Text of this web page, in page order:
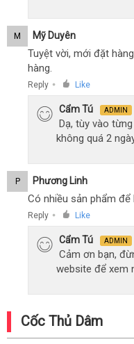
M Mỹ Duyên
Tuyệt vời, mới đặt
hàng.
Reply ● Like
Cẩm Tú ADMIN
Dạ, tùy vào
không quá 2
P Phương Linh
Có nhiều sản phẩm
Reply ● Like
Cẩm Tú ADMIN
Cảm ơn bạn,
website để xem
Cốc Thủ Dâm